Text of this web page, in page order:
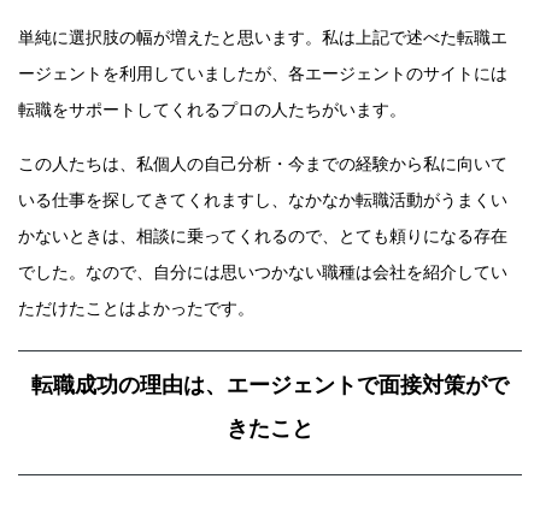
単純に選択肢の幅が増えたと思います。私は上記で述べた転職エ
ージェントを利用していましたが、各エージェントのサイトには
転職をサポートしてくれるプロの人たちがいます。
この人たちは、私個人の自己分析・今までの経験から私に向いて
いる仕事を探してきてくれますし、なかなか転職活動がうまくい
かないときは、相談に乗ってくれるので、とても頼りになる存在
でした。なので、自分には思いつかない職種は会社を紹介してい
ただけたことはよかったです。
転職成功の理由は、エージェントで面接対策がで
きたこと